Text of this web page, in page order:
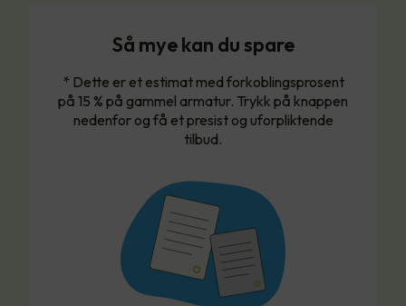
Så mye kan du spare
* Dette er et estimat med forkoblingsprosent
på 15 % på gammel armatur. Trykk på knappen
nedenfor og få et presist og uforpliktende
tilbud.